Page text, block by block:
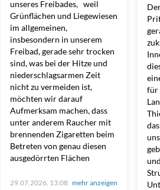
unseres Freibades, weil
Grünflächen und Liegewiesen
im allgemeinen,
insbesondern in unserem
Freibad, gerade sehr trocken
sind, was bei der Hitze und
niederschlagsarmen Zeit
nicht zu vermeiden ist,
möchten wir darauf
Aufmerksam machen, dass
unter anderem Raucher mit
brennenden Zigaretten beim
Betreten von genau diesen
ausgedörrten Flächen
29.07.2026, 13:08 mehr anzeigen
für